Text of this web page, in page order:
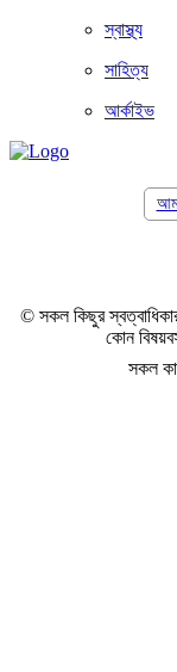
স্বাস্থ্য
সাহিত্য
আর্কাইভ
© সকল কিছুর
কোন
সকল